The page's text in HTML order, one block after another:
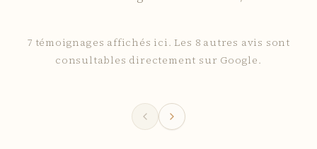
7 témoignages affichés ici. Les 8 autres avis sont
consultables directement sur Google.